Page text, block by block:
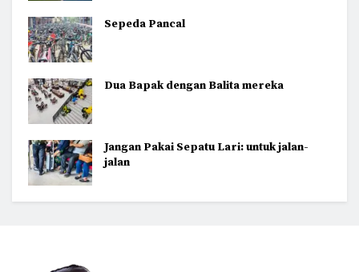
Sepeda Pancal
Dua Bapak dengan Balita mereka
Jangan Pakai Sepatu Lari: untuk jalan-
jalan